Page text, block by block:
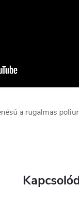
a rugalmas